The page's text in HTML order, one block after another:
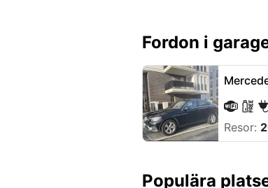
Fordon i
Resor:
Populära